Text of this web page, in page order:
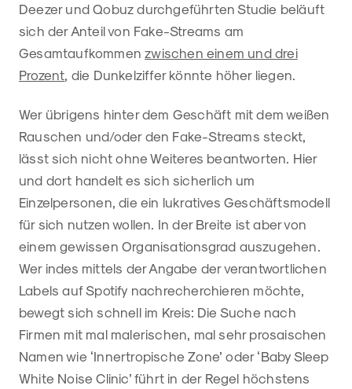
Deezer und Qobuz durchgeführten Studie beläuft
sich der Anteil von Fake-Streams am
Gesamtaufkommenzwischen einem und drei
Prozent, die Dunkelziffer könnte höher liegen.
Wer übrigens hinter dem Geschäft mit dem weißen
Rauschen und/oder den Fake-Streams steckt,
lässt sich nicht ohne Weiteres beantworten. Hier
und dort handelt es sich sicherlich um
Einzelpersonen, die ein lukratives Geschäftsmodell
für sich nutzen wollen. In der Breite ist aber von
einem gewissen Organisationsgrad auszugehen.
Wer indes mittels der Angabe der verantwortlichen
Labels auf Spotify nachrecherchieren möchte,
bewegt sich schnell im Kreis: Die Suche nach
Firmen mit mal malerischen, mal sehr prosaischen
Namen wie ‘Innertropische Zone’ oder ‘Baby Sleep
White Noise Clinic’ führt in der Regel höchstens